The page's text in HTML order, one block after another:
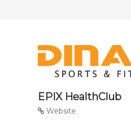
EPIX HealthClub
Website